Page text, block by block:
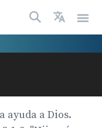
ayuda a Dios.